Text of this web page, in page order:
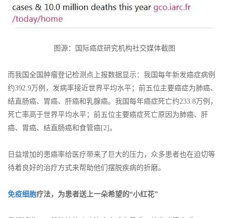
图源：国际癌症研究机构社交媒体截图
而我国全国肿瘤登记检测点上报数据显示：我国每年新发癌症病例
约392.9万例，发病率接近世界平均水平；前五位主要癌症为肺癌、
结直肠癌、胃癌、肝癌和乳腺癌。我国每年癌症死亡约233.8万例，
死亡率高于世界平均水平；前五位主要癌症死亡原因为肺癌、肝
癌、胃癌、结直肠癌和食管癌[2]。
日益增加的患癌率给医疗带来了巨大的压力，众多患者也在迫切等
待着良好的治疗方式来帮助他们摆脱疾病的折磨。
免疫细胞疗法，为患者送上一朵希望的“小红花”